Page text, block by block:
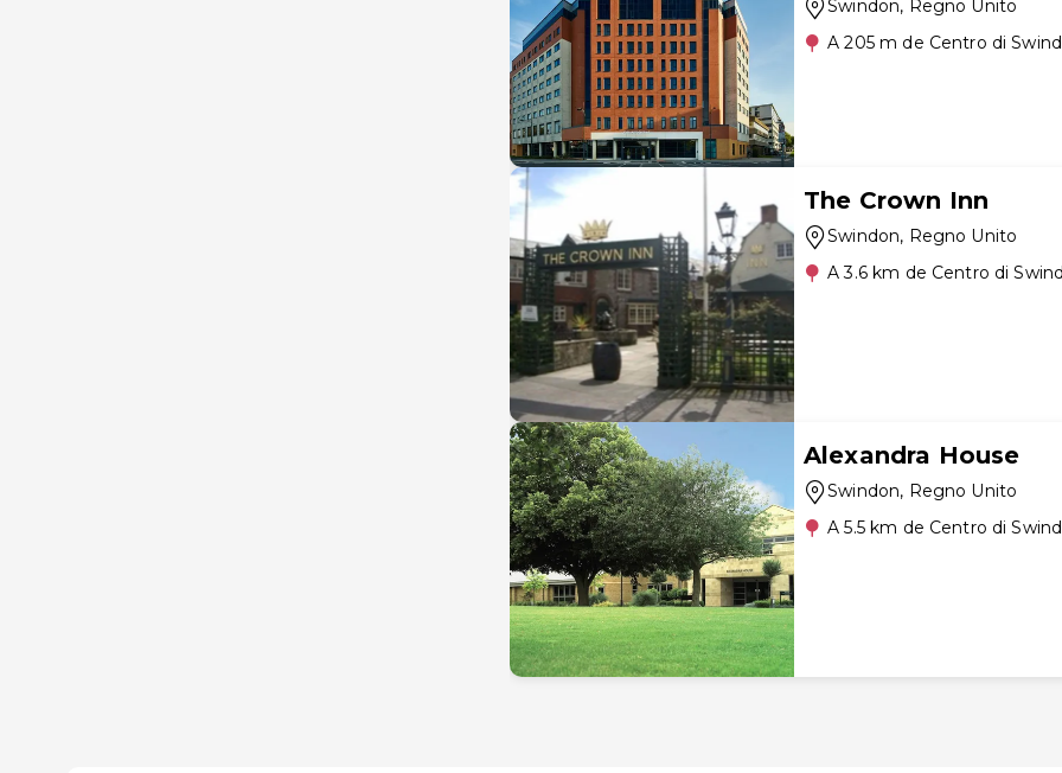
Swindon, Regno Unito
A 205 m de Centro di
The Crown Inn
Swindon, Regno Unito
A 3.6 km de Centro di
Alexandra House
Swindon, Regno Unito
A 5.5 km de Centro di